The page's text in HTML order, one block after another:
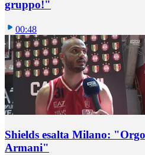
gruppo!"
00:48
Shields esalta Milano:
Armani"